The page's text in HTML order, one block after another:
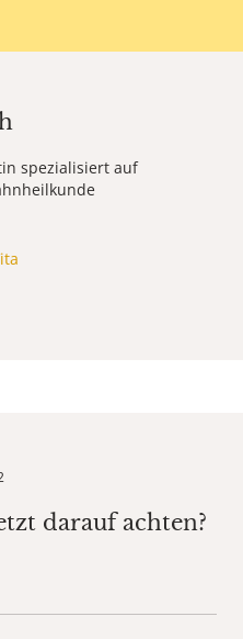
spezialisiert auf
darauf achten?